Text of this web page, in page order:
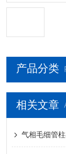
产品分类
相关文章
气相毛细管